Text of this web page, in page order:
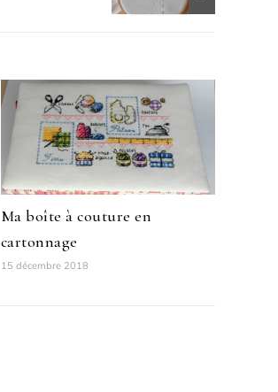
Ma boîte à couture en
cartonnage
15 décembre 2018